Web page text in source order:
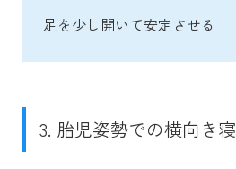
足を少し開いて安定させる
3. 胎児姿勢での横向き寝